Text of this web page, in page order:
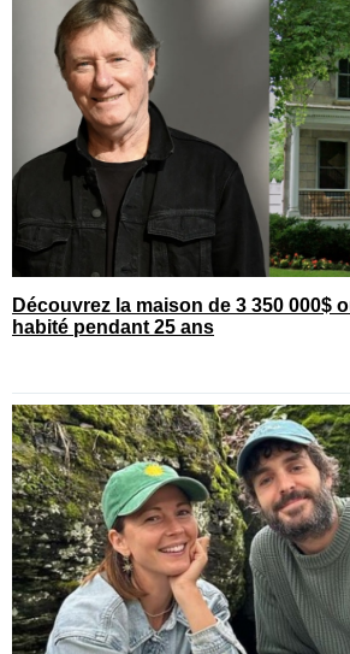
Découvrez la maison de 3 350 000$
habité pendant 25 ans